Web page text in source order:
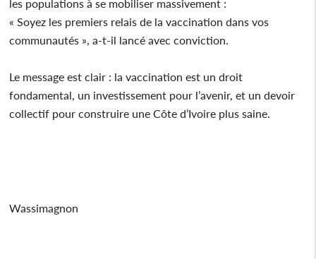
les populations à se mobiliser massivement :
« Soyez les premiers relais de la vaccination dans vos
communautés », a-t-il lancé avec conviction.
Le message est clair : la vaccination est un droit
fondamental, un investissement pour l’avenir, et un devoir
collectif pour construire une Côte d’Ivoire plus saine.
Wassimagnon